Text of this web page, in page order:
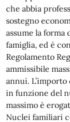
che abbia
sostegno
assume la forma
famiglia, ed è
Regolamento
ammissibile
annui.
in funzione del
massimo è
Nuclei familiari